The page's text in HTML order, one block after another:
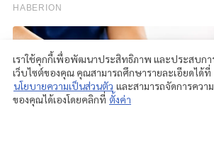
เราใช้คุกกี้เพื่อพัฒนาประสิทธิภาพ และประสบกา
เว็บไซต์ของคุณ คุณสามารถศึกษารายละเอียดได้ที่
นโยบายความเป็นส่วนตัว และสามารถจัดการควา
ของคุณได้เองโดยคลิกที่ ตั้งค่า